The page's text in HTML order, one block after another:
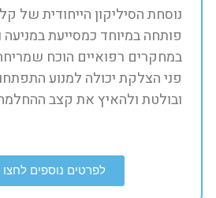
פותחה במיוחד כמסייעת במניעה
במחקרים רפואיים הוכח
פני הצלקת יכולה למנוע
ובולטת ולהאיץ את קצב
לפרטים נוספים לחצו